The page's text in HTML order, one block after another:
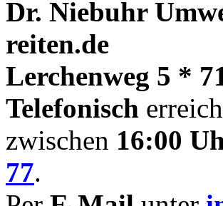
Dr. Niebuhr
reiten.de
Lerchenweg 5 *
Telefonisch
zwischen 16:00
77.